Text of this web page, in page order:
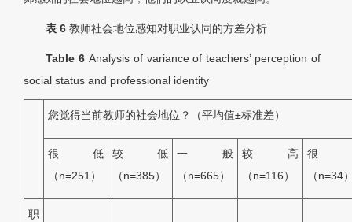
表 6 教师社会地位感知对职业认同的方差分析
Table 6 Analysis of variance of teachers’ perception of
social status and professional identity
您觉得当前教师的社会地位？（平均值±标准差）
很低
（n=251）
较低
（n=385）
一般
（n=665）
较高
（n=116）
很
（n=34
职